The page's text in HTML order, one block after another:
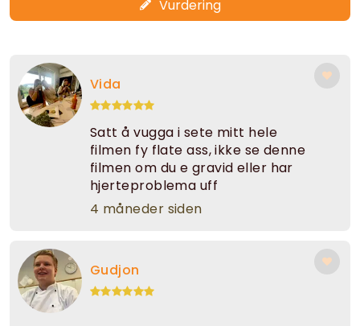
Vurdering
Vida
Satt å vugga i sete mitt hele
filmen fy flate ass, ikke se denne
filmen om du e gravid eller har
hjerteproblema uff
4 måneder siden
Gudjon